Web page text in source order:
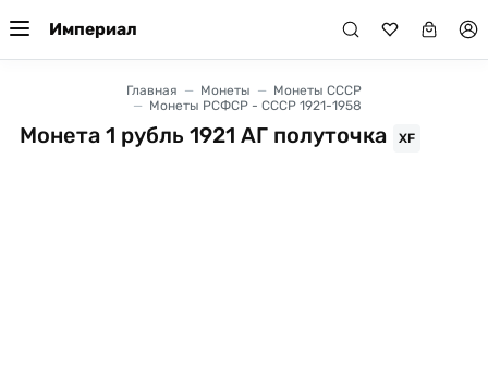
Империал
Главная Монеты
Монеты СССР
Монеты РСФСР - СССР 1921-1958
Монета 1 рубль 1921 АГ полуточка XF